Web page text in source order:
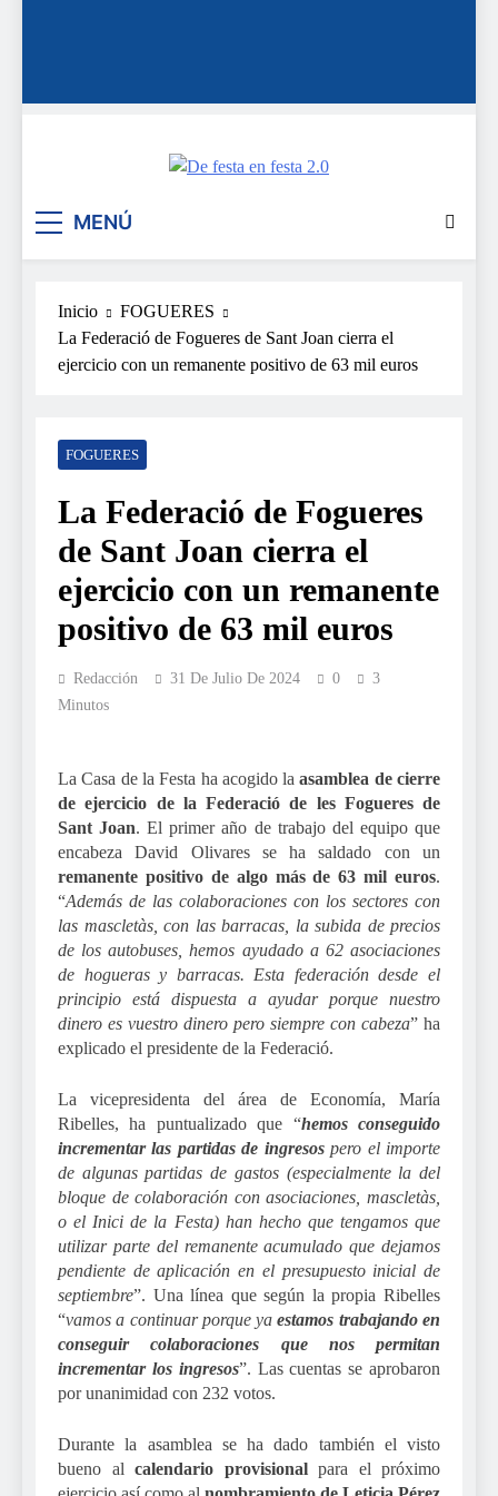
MENÚ
Inicio
FOGUERES
La Federació de Fogueres de Sant Joan cierra el
ejercicio con un remanente positivo de 63 mil euros
FOGUERES
La Federació de Fogueres
de Sant Joan cierra el
ejercicio con un remanente
positivo de 63 mil euros
Redacción 31 De Julio De 2024 0
3
Minutos
La Casa de la Festa ha acogido laasamblea de cierre
de ejercicio de la Federació de les Fogueres de
Sant Joan. El primer año de trabajo del equipo que
encabeza David Olivares se ha saldado con un
remanente positivo de algo más de 63 mil euros.
“Además de las colaboraciones con los sectores con
las mascletàs, con las barracas, la subida de precios
de los autobuses, hemos ayudado a 62 asociaciones
de hogueras y barracas. Esta federación desde el
principio está dispuesta a ayudar porque nuestro
dinero es vuestro dinero pero siempre con cabeza” ha
explicado el presidente de la Federació.
La vicepresidenta del área de Economía, María
Ribelles, ha puntualizado que “hemos conseguido
incrementar las partidas de ingresospero el importe
de algunas partidas de gastos (especialmente la del
bloque de colaboración con asociaciones, mascletàs,
o el Inici de la Festa) han hecho que tengamos que
utilizar parte del remanente acumulado que dejamos
pendiente de aplicación en el presupuesto inicial de
septiembre”. Una línea que según la propia Ribelles
“vamos a continuar porque yaestamos trabajando en
conseguir colaboraciones que nos permitan
incrementar los ingresos”. Las cuentas se aprobaron
por unanimidad con 232 votos.
Durante la asamblea se ha dado también el visto
bueno al calendario provisionalpara el próximo